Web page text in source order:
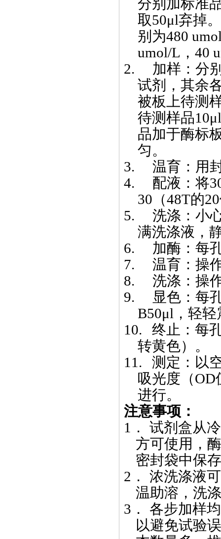
分别加标准
取50μl弃掉
别为480
umol/L ， 40
2.
加样：分
试剂，其余
被板上待测
待测样品10μl
品加于酶标
匀。
3.
温育：用
4.
配液：将
30 （48T的20
5.
洗涤：小
满洗涤液，
6.
加酶：每
7.
温育：操
8.
洗涤：操
9.
显色：每
B50μl ，轻
10.
终止：每
转黄色）。
11.
测定：以
吸光度（OD
进行。
注意事项：
1．
试剂盒从
方可使用，
密封袋中保
2．
浓洗涤液
温助溶，洗
3．
各步加样
以避免试验